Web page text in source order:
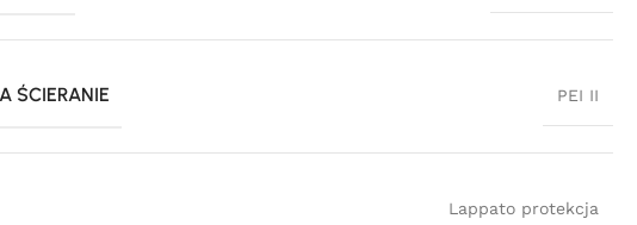
ŚCIERANIE PEI II
Lappato protekcja